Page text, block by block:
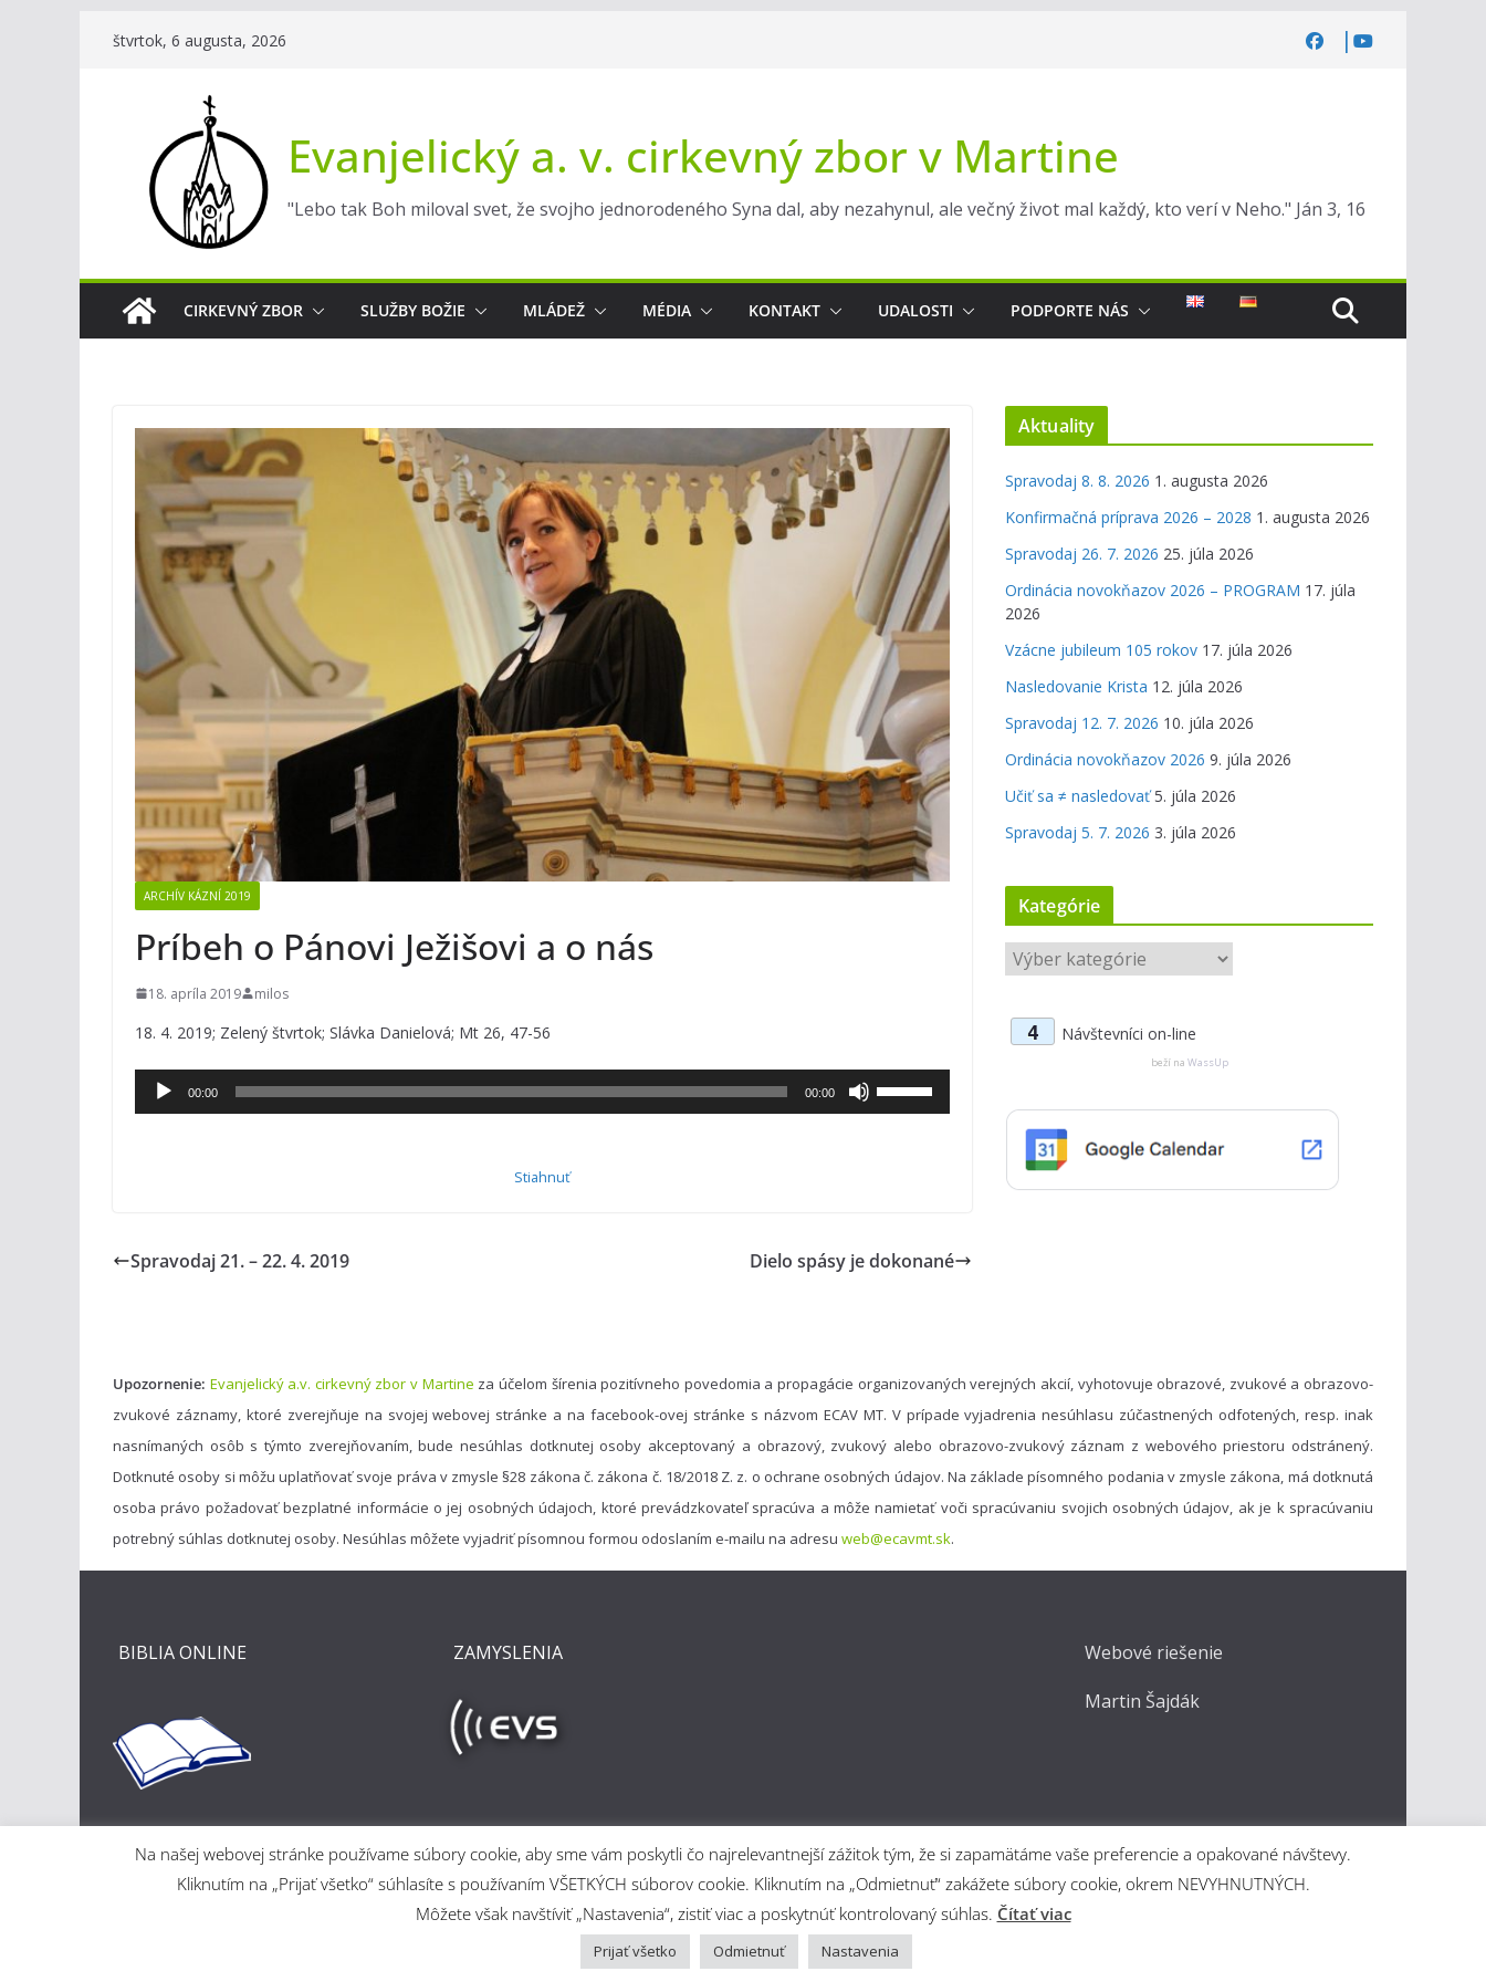
štvrtok, 6 augusta, 2026
Evanjelický a. v. cirkevný zbor v Martine
"Lebo tak Boh miloval svet, že svojho jednorodeného Syna dal, aby nezahynul, ale večný život mal každý, kto verí v Neho." Ján 3, 16
CIRKEVNÝ ZBOR SLUŽBY BOŽIE MLÁDEŽ MÉDIA KONTAKT UDALOSTI PODPORTE NÁS
ARCHÍV KÁZNÍ 2019
Príbeh o Pánovi Ježišovi a o nás
18. apríla 2019 milos
18. 4. 2019; Zelený štvrtok; Slávka Danielová; Mt 26, 47-56
Audio
prehrávač
00:00 00:00
Pomocou
šípok
hlasitosť.
Stiahnuť
Spravodaj 21. – 22. 4. 2019 Dielo spásy je dokonané
Aktuality
Spravodaj 8. 8. 2026 1. augusta 2026
Konfirmačná príprava 2026 – 2028 1. augusta 2026
Spravodaj 26. 7. 2026 25. júla 2026
Ordinácia novokňazov 2026 – PROGRAM 17. júla
2026
Vzácne jubileum 105 rokov 17. júla 2026
Nasledovanie Krista 12. júla 2026
Spravodaj 12. 7. 2026 10. júla 2026
Ordinácia novokňazov 2026 9. júla 2026
Učiť sa ≠ nasledovať 5. júla 2026
Spravodaj 5. 7. 2026 3. júla 2026
Kategórie
K
a
e
r
e
4 Návštevníci on-line
beží na WassUp
Upozornenie: Evanjelický a.v. cirkevný zbor v Martine za účelom šírenia pozitívneho povedomia a propagácie organizovaných verejných akcií, vyhotovuje obrazové, zvukové a obrazovo-
zvukové záznamy, ktoré zverejňuje na svojej webovej stránke a na facebook-ovej stránke s názvom ECAV MT. V prípade vyjadrenia nesúhlasu zúčastnených odfotených, resp. inak
nasnímaných osôb s týmto zverejňovaním, bude nesúhlas dotknutej osoby akceptovaný a obrazový, zvukový alebo obrazovo-zvukový záznam z webového priestoru odstránený.
Dotknuté osoby si môžu uplatňovať svoje práva v zmysle §28 zákona č. zákona č. 18/2018 Z. z. o ochrane osobných údajov. Na základe písomného podania v zmysle zákona, má dotknutá
osoba právo požadovať bezplatné informácie o jej osobných údajoch, ktoré prevádzkovateľ spracúva a môže namietať voči spracúvaniu svojich osobných údajov, ak je k spracúvaniu
potrebný súhlas dotknutej osoby. Nesúhlas môžete vyjadriť písomnou formou odoslaním e-mailu na adresu web@ecavmt.sk.
BIBLIA ONLINE ZAMYSLENIA
Webové riešenie
Martin Šajdák
Evanjelický a. v. cirkevný zbor v Martine. Powered byColorMagand
Na našej webovej stránke používame súbory cookie, aby sme vám poskytli čo najrelevantnejší zážitok tým, že si zapamätáme vaše preferencie a opakované návštevy.
Kliknutím na „Prijať všetko“ súhlasíte s používaním VŠETKÝCH súborov cookie. Kliknutím na „Odmietnuť“ zakážete súbory cookie, okrem NEVYHNUTNÝCH.
Môžete však navštíviť „Nastavenia“, zistiť viac a poskytnúť kontrolovaný súhlas. Čítať viac
Prijať všetko Odmietnuť Nastavenia